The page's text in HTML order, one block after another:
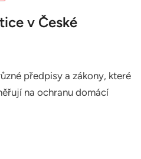
v České
předpisy a zákony, které
na ochranu domácí